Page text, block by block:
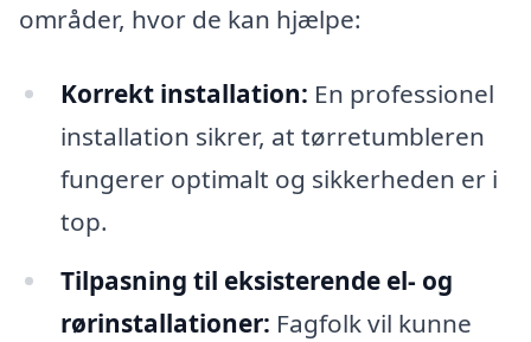
områder, hvor de kan hjælpe:
Korrekt installation: En professionel
installation sikrer, at tørretumbleren
fungerer optimalt og sikkerheden er i
top.
Tilpasning til eksisterende el- og
rørinstallationer: Fagfolk vil kunne